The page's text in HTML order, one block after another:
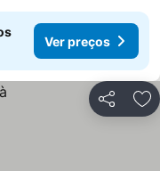
Ver preços
Partilhar